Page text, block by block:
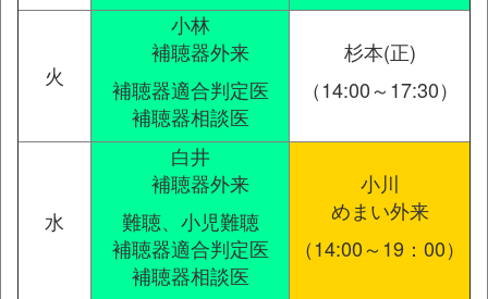
火
小林
補聴器外来
補聴器適合判定医
補聴器相談医
杉本(正)
（14:00～17:30）
水
白井
補聴器外来
難聴、小児難聴
補聴器適合判定医
補聴器相談医
小川
めまい外来
（14:00～19：00）